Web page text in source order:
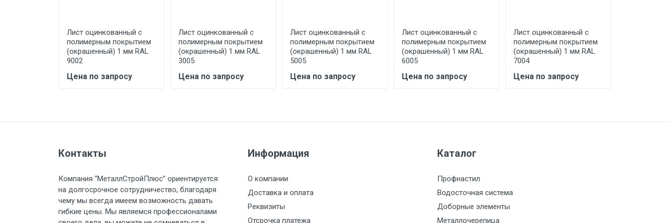
Стоимость доставки по РФ рассчитывается индивидуально.
6500 с НДС 35р./км за МКАД
Груз до 6 м, вес до 3 тн 7500 с НДС 35р./км за МКАД
Груз до 6 м, вес до 5 тн 9000 с НДС 40р./км за МКАД
Лист оцинкованный с
полимерным покрытием
(окрашенный) 1 мм RAL
9002
Цена по запросу
Лист оцинкованный с
полимерным покрытием
(окрашенный) 1 мм RAL
3005
Цена по запросу
Лист оцинкованный с
полимерным покрытием
(окрашенный) 1 мм RAL
5005
Цена по запросу
Лист оцинкованный с
полимерным покрытием
(окрашенный) 1 мм RAL
6005
Цена по запросу
Лист оцинкованный с
полимерным покрытием
(окрашенный) 1 мм RAL
7004
Цена по запросу
Контакты
Компания “МеталлСтройПлюс” ориентируется
на долгосрочное сотрудничество, благодаря
чему мы всегда имеем возможность давать
гибкие цены. Мы являемся профессионалами
Информация
О компании
Доставка и оплата
Реквизиты
Отсрочка платежа
Каталог
Профнастил
Водосточная система
Доборные элементы
Металлочерепица